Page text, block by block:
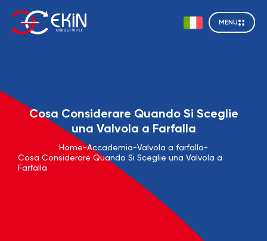
MENU
Cosa Considerare Quando Si Sceglie
una Valvola a Farfalla
Home-Accademia-Valvola a farfalla-
Cosa Considerare Quando Si Sceglie una Valvola a
Farfalla